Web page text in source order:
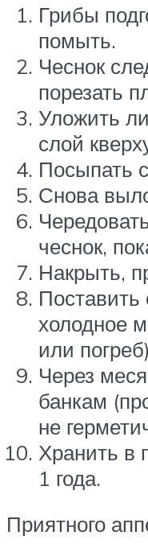
Грибы
помыть.
Чеснок
порезать
Уложить
слой
Посыпать
Снова
чеснок,
Накрыть,
Поставить
холодное
или
Через
банкам
не
Хранить в
1 года.
Приятного